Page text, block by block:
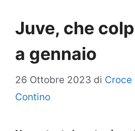
Juve, che
a gennaio
26 Ottobre 2023 di Croce
Contino